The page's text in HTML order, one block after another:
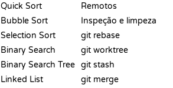
Quick Sort
Bubble Sort
Selection Sort
Binary Search
Binary Search Tree
Linked List
Remotos
Inspeção e limpeza
git rebase
git worktree
git stash
git merge